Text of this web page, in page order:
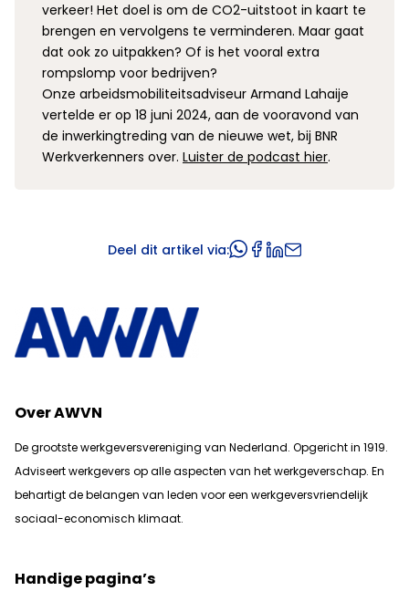
verkeer! Het doel is om de CO2-uitstoot in kaart te
brengen en vervolgens te verminderen. Maar gaat
dat ook zo uitpakken? Of is het vooral extra
rompslomp voor bedrijven?
Onze arbeidsmobiliteitsadviseur Armand Lahaije
vertelde er op 18 juni 2024, aan de vooravond van
de inwerkingtreding van de nieuwe wet, bij BNR
Werkverkenners over. Luister de podcast hier.
Deel dit artikel via:
Over AWVN
De grootste werkgeversvereniging van Nederland. Opgericht in 1919.
Adviseert werkgevers op alle aspecten van het werkgeverschap. En
behartigt de belangen van leden voor een werkgeversvriendelijk
sociaal-economisch klimaat.
Handige pagina’s